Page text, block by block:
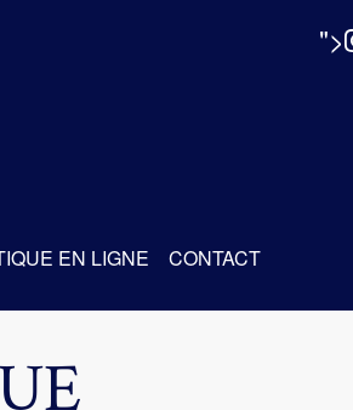
">
EN LIGNE CONTACT